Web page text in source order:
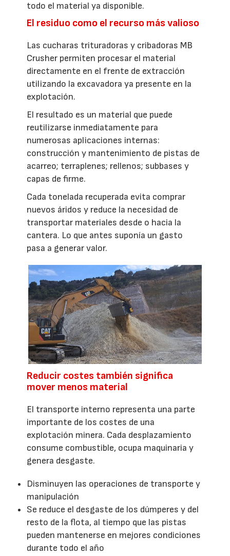
todo el material ya disponible.
El residuo como el recurso más valioso
Las cucharas trituradoras y cribadoras MB
Crusher permiten procesar el material
directamente en el frente de extracción
utilizando la excavadora ya presente en la
explotación.
El resultado es un material que puede
reutilizarse inmediatamente para
numerosas aplicaciones internas:
construcción y mantenimiento de pistas de
acarreo; terraplenes; rellenos; subbases y
capas de firme.
Cada tonelada recuperada evita comprar
nuevos áridos y reduce la necesidad de
transportar materiales desde o hacia la
cantera. Lo que antes suponía un gasto
pasa a generar valor.
Reducir costes también significa
mover menos material
El transporte interno representa una parte
importante de los costes de una
explotación minera. Cada desplazamiento
consume combustible, ocupa maquinaria y
genera desgaste.
Disminuyen las operaciones de transporte y
manipulación
Se reduce el desgaste de los dúmperes y del
resto de la flota, al tiempo que las pistas
pueden mantenerse en mejores condiciones
durante todo el año